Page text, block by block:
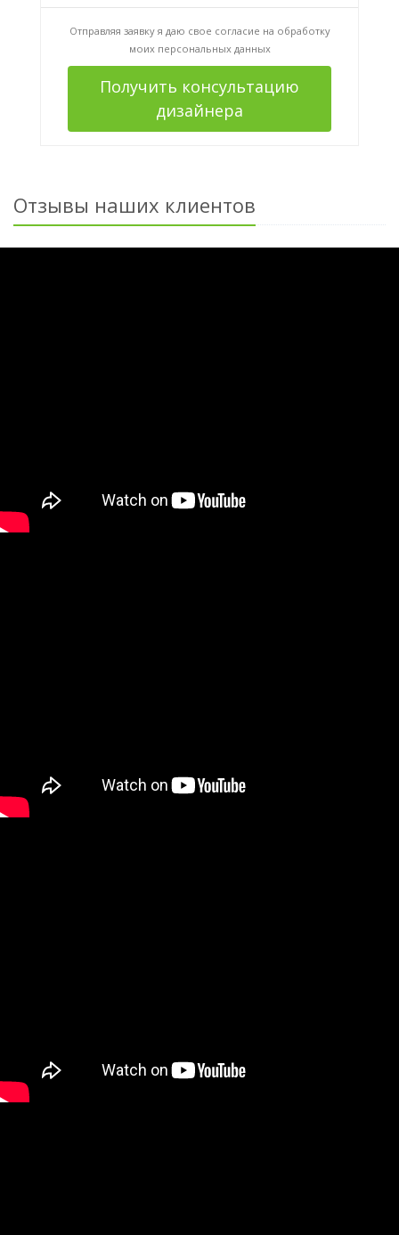
Отправляя заявку я даю свое согласие на обработку
моих персональных данных
Получить консультацию
дизайнера
Отзывы наших клиентов